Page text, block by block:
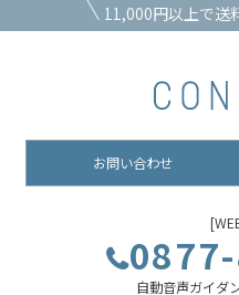
11,000円以上で送
お問い合わせ
自動音声ガイダ